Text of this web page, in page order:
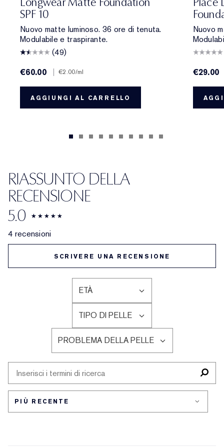
SPF 10
Nuovo matte luminoso. 36 ore di tenuta.
Modulabile e traspirante.
(49)
€60.00
€2.00/ml
AGGIUNGI AL CARRELLO
Nuovo
€29.00
RIASSUNTO DELLA
RECENSIONE
5.0
4 recensioni
SCRIVERE UNA RECENSIONE
ETÀ
FILTRA
LE
RECENSIONI
PER
ETÀ
TIPO DI PELLE
FILTRA
LE
RECENSIONI
PER
TIPO
DI
PELLE
PROBLEMA DELLA PELLE
FILTRA
LE
PER
DELLA